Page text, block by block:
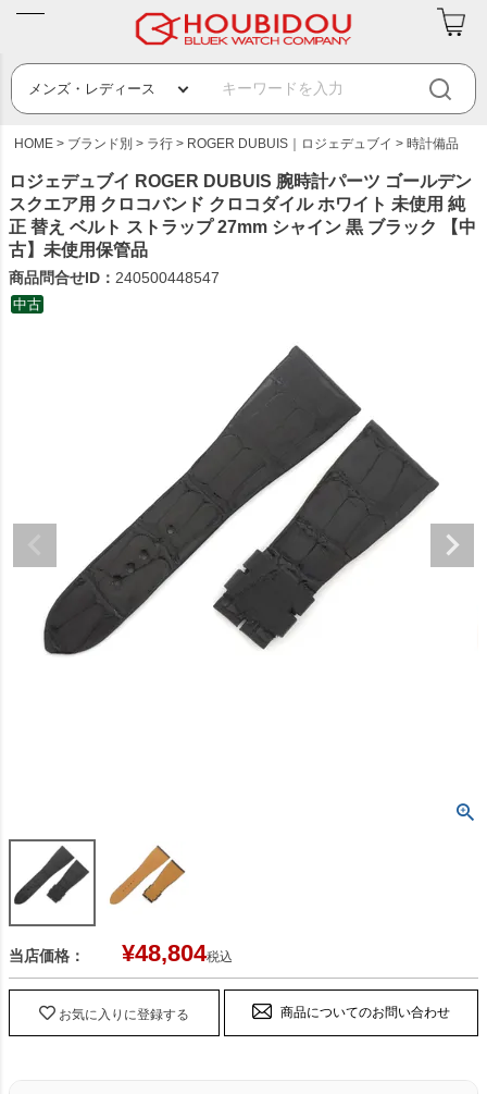
HOME ブランド別 ラ行 ROGER DUBUIS｜ロジェデュブイ 時計備品
ロジェデュブイ ROGER DUBUIS 腕時計パーツ ゴールデン
スクエア用 クロコバンド クロコダイル ホワイト 未使用 純
正 替え ベルト ストラップ 27mm シャイン 黒 ブラック 【中
古】未使用保管品
商品問合せID： 240500448547
中古
当店価格： ¥48,804税込
お気に入りに登録する 商品についてのお問い合わせ